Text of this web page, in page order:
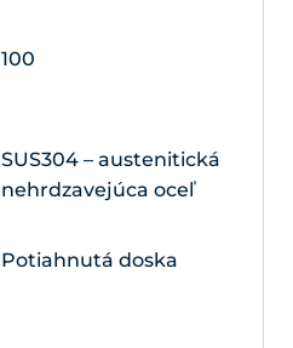
100
SUS304 – austenitická
nehrdzavejúca oceľ
Potiahnutá doska